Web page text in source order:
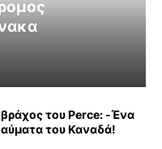
του Perce: -Ένα
του Καναδά!